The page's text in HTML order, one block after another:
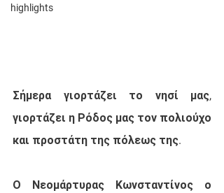
highlights
Σήμερα γιορτάζει το νησί μας,
γιορτάζει η Ρόδος μας τον πολιούχο
και προστάτη της πόλεως της.
Ο Νεομάρτυρας Κωνσταντίνος ο